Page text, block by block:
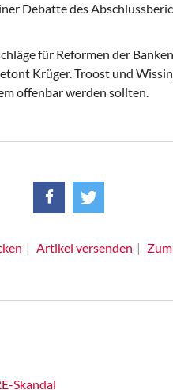
Debatte des
für Reformen der
Krüger. Troost und
offenbar werden sollten.
Artikel versenden
Skandal